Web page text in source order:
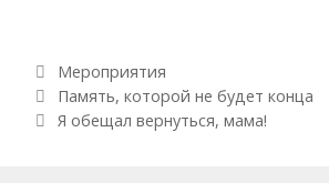
Рубрики
Мероприятия
Навигация по записям
Память, которой не будет конца
Я обещал вернуться, мама!